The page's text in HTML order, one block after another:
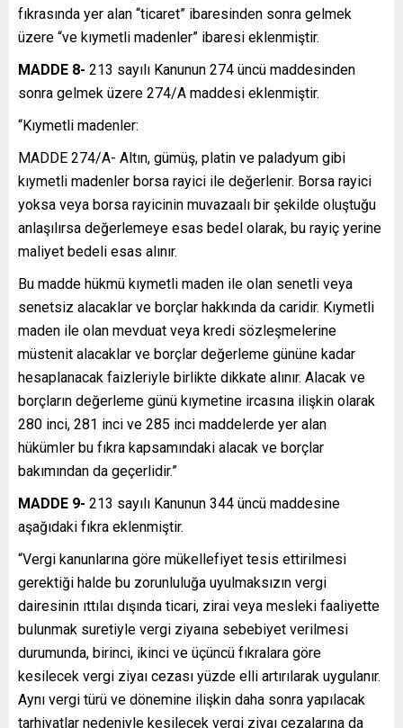
fıkrasında yer alan “ticaret” ibaresinden sonra gelmek
üzere “ve kıymetli madenler” ibaresi eklenmiştir.
MADDE 8- 213 sayılı Kanunun 274 üncü maddesinden
sonra gelmek üzere 274/A maddesi eklenmiştir.
“Kıymetli madenler:
MADDE 274/A- Altın, gümüş, platin ve paladyum gibi
kıymetli madenler borsa rayici ile değerlenir. Borsa rayici
yoksa veya borsa rayicinin muvazaalı bir şekilde oluştuğu
anlaşılırsa değerlemeye esas bedel olarak, bu rayiç yerine
maliyet bedeli esas alınır.
Bu madde hükmü kıymetli maden ile olan senetli veya
senetsiz alacaklar ve borçlar hakkında da caridir. Kıymetli
maden ile olan mevduat veya kredi sözleşmelerine
müstenit alacaklar ve borçlar değerleme gününe kadar
hesaplanacak faizleriyle birlikte dikkate alınır. Alacak ve
borçların değerleme günü kıymetine ircasına ilişkin olarak
280 inci, 281 inci ve 285 inci maddelerde yer alan
hükümler bu fıkra kapsamındaki alacak ve borçlar
bakımından da geçerlidir.”
MADDE 9- 213 sayılı Kanunun 344 üncü maddesine
aşağıdaki fıkra eklenmiştir.
“Vergi kanunlarına göre mükellefiyet tesis ettirilmesi
gerektiği halde bu zorunluluğa uyulmaksızın vergi
dairesinin ıttılaı dışında ticari, zirai veya mesleki faaliyette
bulunmak suretiyle vergi ziyaına sebebiyet verilmesi
durumunda, birinci, ikinci ve üçüncü fıkralara göre
kesilecek vergi ziyaı cezası yüzde elli artırılarak uygulanır.
Aynı vergi türü ve dönemine ilişkin daha sonra yapılacak
tarhiyatlar nedeniyle kesilecek vergi ziyaı cezalarına da